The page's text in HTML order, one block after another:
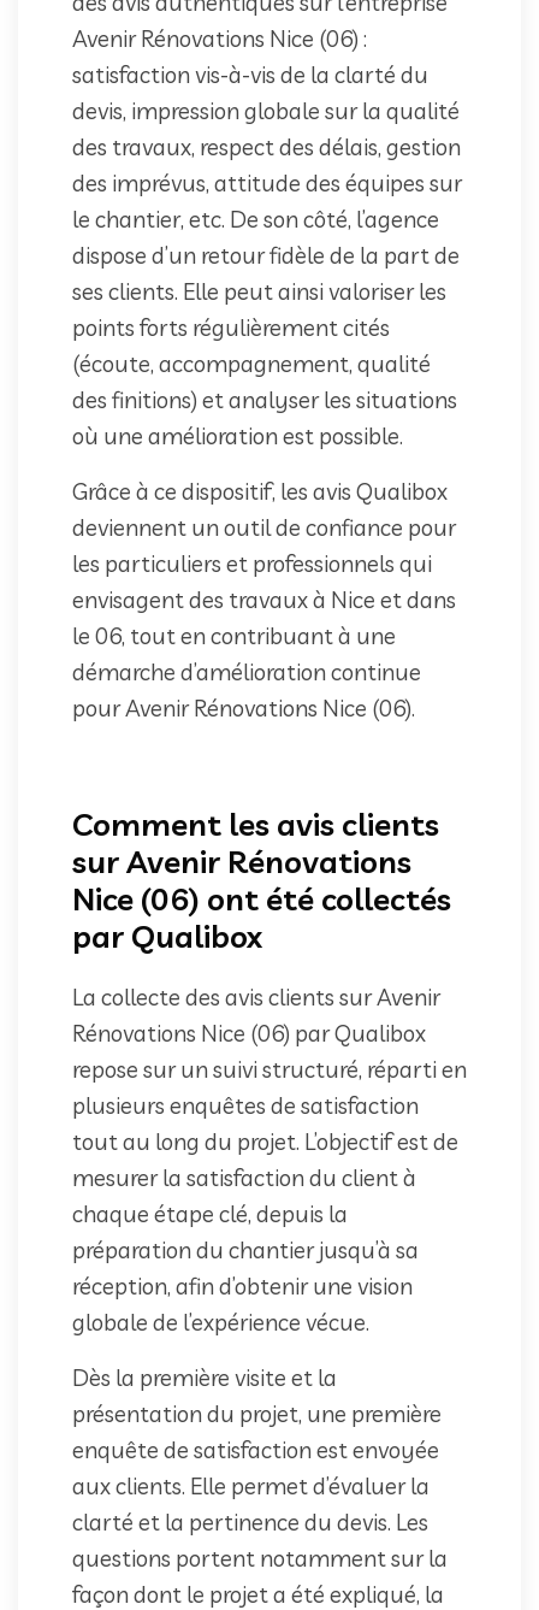
Avenir Rénovations Nice (06) :
satisfaction vis-à-vis de la clarté du
devis, impression globale sur la qualité
des travaux, respect des délais, gestion
des imprévus, attitude des équipes sur
le chantier, etc. De son côté, l’agence
dispose d’un retour fidèle de la part de
ses clients. Elle peut ainsi valoriser les
points forts régulièrement cités
(écoute, accompagnement, qualité
des finitions) et analyser les situations
où une amélioration est possible.
Grâce à ce dispositif, les avis Qualibox
deviennent un outil de confiance pour
les particuliers et professionnels qui
envisagent des travaux à Nice et dans
le 06, tout en contribuant à une
démarche d’amélioration continue
pour Avenir Rénovations Nice (06).
Comment les avis clients
sur Avenir Rénovations
Nice (06) ont été collectés
par Qualibox
La collecte des avis clients sur Avenir
Rénovations Nice (06) par Qualibox
repose sur un suivi structuré, réparti en
plusieurs enquêtes de satisfaction
tout au long du projet. L’objectif est de
mesurer la satisfaction du client à
chaque étape clé, depuis la
préparation du chantier jusqu’à sa
réception, afin d’obtenir une vision
globale de l’expérience vécue.
Dès la première visite et la
présentation du projet, une première
enquête de satisfaction est envoyée
aux clients. Elle permet d’évaluer la
clarté et la pertinence du devis. Les
questions portent notamment sur la
façon dont le projet a été expliqué, la